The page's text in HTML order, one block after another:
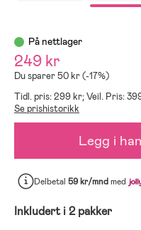
På nettlager
249 kr
Du sparer 50 kr (-17%)
Tidl. pris: 299 kr;Veil. Pris:
Se prishistorikk
Legg i
Delbetal 59 kr/mndmed
Inkludert i 2 pakker